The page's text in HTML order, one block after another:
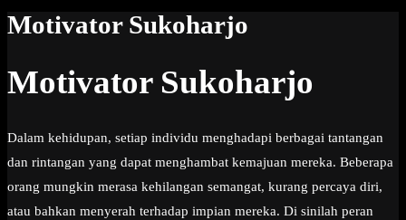
Motivator Sukoharjo
Motivator Sukoharjo
Dalam kehidupan, setiap individu menghadapi berbagai tantangan
dan rintangan yang dapat menghambat kemajuan mereka. Beberapa
orang mungkin merasa kehilangan semangat, kurang percaya diri,
atau bahkan menyerah terhadap impian mereka. Di sinilah peran